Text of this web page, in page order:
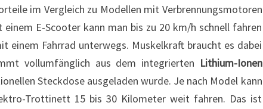
im Vergleich zu Modellen mit Verbrennungsmotoren
E-Scooter kann man bis zu 20 km/h schnell fahren
einem Fahrrad unterwegs. Muskelkraft braucht es dabei
vollumfänglich aus dem integrierten Lithium-Ionen
Steckdose ausgeladen wurde. Je nach Model kann
Trottinett 15 bis 30 Kilometer weit fahren. Das ist